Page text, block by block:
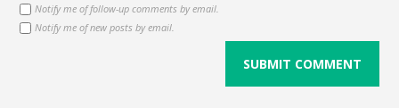
Notify me of follow-up comments by email.
Notify me of new posts by email.